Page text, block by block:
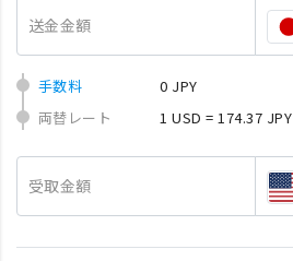
送金金額
手数料
0 JPY
両替レート
1 USD = 174.37 JPY
受取金額